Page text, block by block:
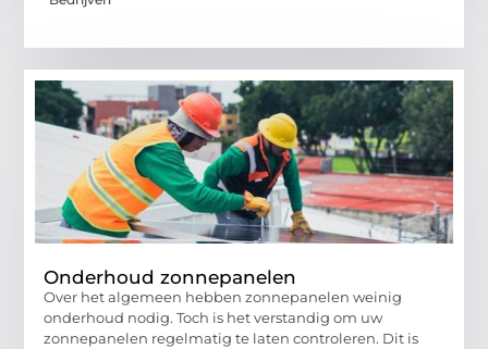
Onderhoud zonnepanelen
Over het algemeen hebben zonnepanelen weinig
onderhoud nodig. Toch is het verstandig om uw
zonnepanelen regelmatig te laten controleren. Dit is